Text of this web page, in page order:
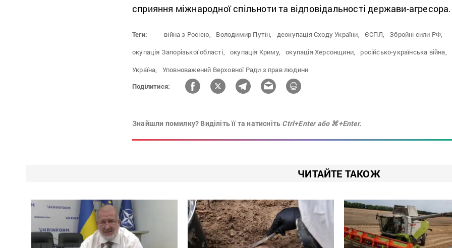
сприяння міжнародної спільноти та відповідальності держави-агресора.
Теги: війна з Росією, Володимир Путін, деокупація Сходу України, ЄСПЛ,
Збройні сили РФ,
окупація Запорізької області,
окупація Криму, окупація Херсонщини,
російсько-українська війна,
Україна,
Уповноважений Верховної Ради з прав людини
Поділитися:
Знайшли помилку? Виділіть її та натисніть Ctrl+Enter або ⌘+Enter.
ЧИТАЙТЕ ТАКОЖ